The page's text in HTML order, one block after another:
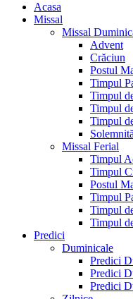
Acasa
Missal
Missal
Advent
Crăciun
Postul
Timpul
Timpul
Timpul
Timpul
Missal Ferial
Timpul
Timpul
Postul
Timpul
Timpul
Timpul
Predici
Duminicale
Predici
Predici
Predici